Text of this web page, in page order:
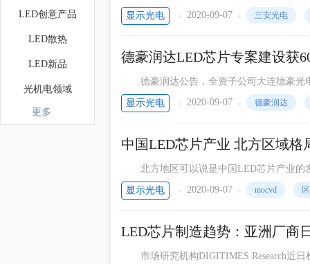
公司蓝宝石衬底项目财政补贴的通知》安财
显示光电 2020-09-07 三安光电
德豪润达LED芯片专案建设获
德豪润达公告，全资子公司大连德豪光
德豪光电
显示光电 2020-09-07 德豪润达
中国LED芯片产业 北方
北方地区可以说是中国LED芯片产业的
京长电智源、河北立德等单位都曾经是中
显示光电 2020-09-07 mocvd
LED芯片制造趋势：亚洲厂商
市场研究机构DIGITIMES Research近日
LED创意产品
LED散热
LED新品
光机电领域
光学设计
更多